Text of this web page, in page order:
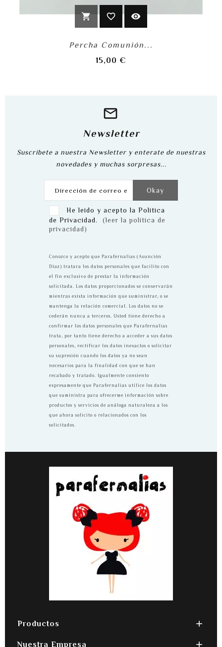
shopping_cart favorite_border visibility
Percha Comunión...
15,00 €
Newsletter
Suscribete a nuestra Newsletter y enterate de nuestras
novedades y muchas sorpresas...
He leido y acepto la Política
de Privacidad. (leer la política de
privacidad)
Conozco y acepto que Parafernalias (Asunción
Díaz) tratara los datos personales que facilito con
el fin exclusivo de prestar la información
solicitada. Los datos proporcionados se conservarán
mientras exista información que suministrar, o se
mantenga la relación comercial. Los datos no se
cederán nunca a terceros. Usted tiene derecho a
confirmar los datos personales que Parafernalias
trata, por tanto tiene derecho a acceder a sus datos
personales, rectificar los datos inexactos o solicitar
su supresión cuando los datos ya no sean
necesarios para la finalidad con que se han
recabado y tratado. Igualmente consiento
expresamente que Parafernalias utilice los datos
que suministra para ofrecerme información sobre
productos y servicios de análoga naturaleza a los
que ahora solicito o relacionados con los
solicitados.
Productos 
Nuestra Empresa 